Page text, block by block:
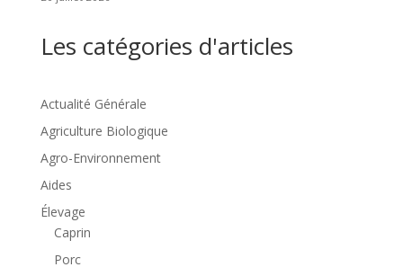
Les catégories d'articles
Actualité Générale
Agriculture Biologique
Agro-Environnement
Aides
Élevage
Caprin
Porc